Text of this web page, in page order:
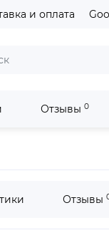
и оплата
Отзывы 0
Отзывы